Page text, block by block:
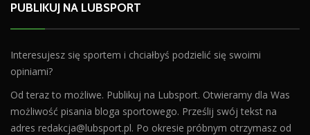
PUBLIKUJ NA LUBSPORT
Interesujesz się sportem i chciałbyś podzielić się swoimi
opiniami?
Od teraz to możliwe. Publikuj na Lubsport. Otwieramy dla Was
możliwość pisania bloga sportowego. Prześlij swój tekst na
adres redakcja@lubsport.pl. Po okresie próbnym otrzymasz od